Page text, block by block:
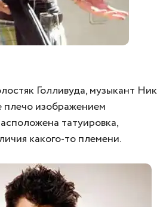
Голливуда, музыкант Ник
плечо изображением
татуировка,
какого-то племени.